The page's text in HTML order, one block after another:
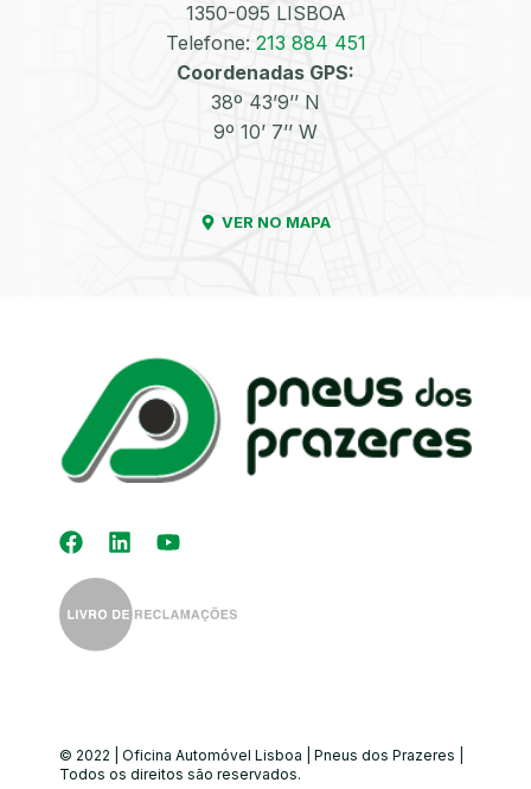
1350-095 LISBOA
Telefone: 213 884 451
Coordenadas GPS:
38º 43’9’’ N
9º 10’ 7’’ W
VER NO MAPA
© 2022 | Oficina Automóvel Lisboa | Pneus dos Prazeres |
Todos os direitos são reservados.
Equilibragem das
Rodas
Desempeno de
Jantes
Kit Distribuição
Diagnóstico